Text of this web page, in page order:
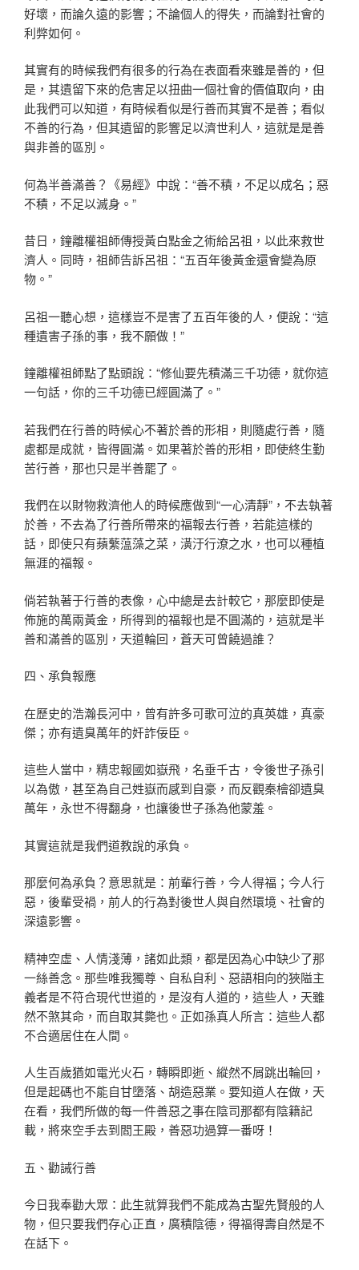
好壞，而論久遠的影響；不論個人的得失，而論對社會的
利弊如何。
其實有的時候我們有很多的行為在表面看來雖是善的，但
是，其遺留下來的危害足以扭曲一個社會的價值取向，由
此我們可以知道，有時候看似是行善而其實不是善；看似
不善的行為，但其遺留的影響足以濟世利人，這就是是善
與非善的區別。
何為半善滿善？《易經》中說：“善不積，不足以成名；惡
不積，不足以滅身。”
昔日，鐘離權祖師傳授黃白點金之術給呂祖，以此來救世
濟人。同時，祖師告訴呂祖：“五百年後黃金還會變為原
物。”
呂祖一聽心想，這樣豈不是害了五百年後的人，便說：“這
種遺害子孫的事，我不願做！”
鐘離權祖師點了點頭說：“修仙要先積滿三千功德，就你這
一句話，你的三千功德已經圓滿了。”
若我們在行善的時候心不著於善的形相，則隨處行善，隨
處都是成就，皆得圓滿。如果著於善的形相，即使終生勤
苦行善，那也只是半善罷了。
我們在以財物救濟他人的時候應做到“一心清靜”，不去執著
於善，不去為了行善所帶來的福報去行善，若能這樣的
話，即使只有蘋蘩蕰藻之菜，潢汙行潦之水，也可以種植
無涯的福報。
倘若執著于行善的表像，心中總是去計較它，那麼即使是
佈施的萬兩黃金，所得到的福報也是不圓滿的，這就是半
善和滿善的區別，天道輪回，蒼天可曾饒過誰？
四、承負報應
在歷史的浩瀚長河中，曾有許多可歌可泣的真英雄，真豪
傑；亦有遺臭萬年的奸詐佞臣。
這些人當中，精忠報國如嶽飛，名垂千古，令後世子孫引
以為傲，甚至為自己姓嶽而感到自豪，而反觀秦檜卻遺臭
萬年，永世不得翻身，也讓後世子孫為他蒙羞。
其實這就是我們道教說的承負。
那麼何為承負？意思就是：前輩行善，今人得福；今人行
惡，後輩受禍，前人的行為對後世人與自然環境、社會的
深遠影響。
精神空虛、人情淺薄，諸如此類，都是因為心中缺少了那
一絲善念。那些唯我獨尊、自私自利、惡語相向的狹隘主
義者是不符合現代世道的，是沒有人道的，這些人，天雖
然不煞其命，而自取其斃也。正如孫真人所言：這些人都
不合適居住在人間。
人生百歲猶如電光火石，轉瞬即逝、縱然不屑跳出輪回，
但是起碼也不能自甘墮落、胡造惡業。要知道人在做，天
在看，我們所做的每一件善惡之事在陰司那都有陰籍記
載，將來空手去到閻王殿，善惡功過算一番呀！
五、勸誡行善
今日我奉勸大眾：此生就算我們不能成為古聖先賢般的人
物，但只要我們存心正直，廣積陰德，得福得壽自然是不
在話下。